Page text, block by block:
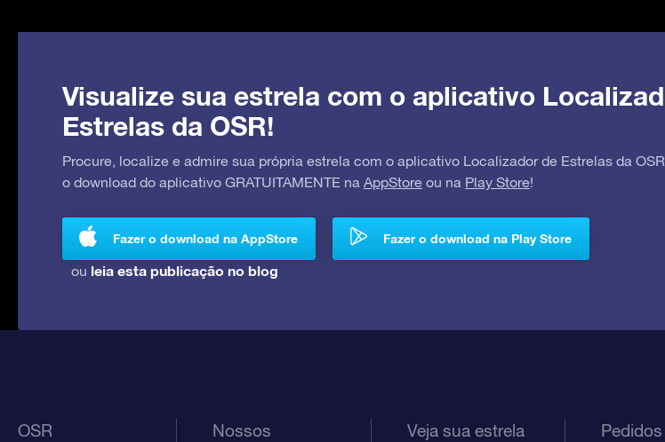
Visualize sua estrela com o aplicativo
Estrelas da OSR!
Procure, localize e admire sua própria estrela com o aplicativo Localizador de Estrelas da
o download do aplicativo GRATUITAMENTE na AppStore ou na Play Store!
Fazer o download na AppStore Fazer o download na Play Store
ou leia esta publicação no blog
OSR
Nossos
Veja sua estrela